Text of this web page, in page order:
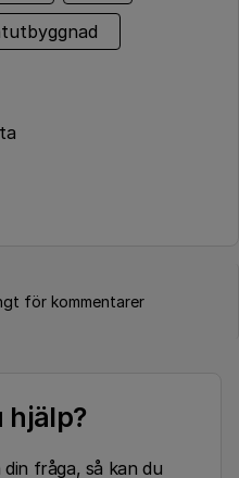
för kommentarer
hjälp?
fråga, så kan du